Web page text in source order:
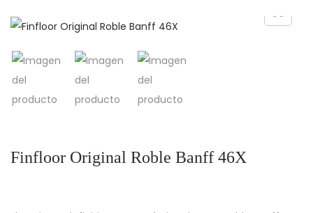
Finfloor Original Roble Banff 46X